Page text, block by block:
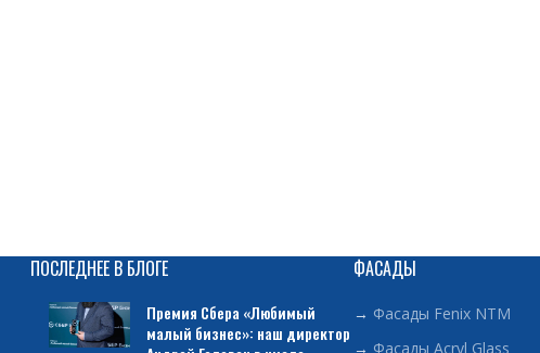
ПОСЛЕДНЕЕ В БЛОГЕ
Премия Сбера «Любимый
малый бизнес»: наш директор
ФАСАДЫ
→ Фасады Fenix NTM
→ Фасады Acryl Glass